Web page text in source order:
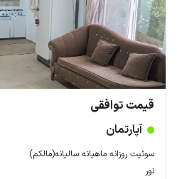
قیمت توافقی
آپارتمان
سوئیت روزانه ماهیانه سالیانه(مالکم)
نور